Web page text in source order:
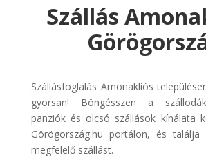
Repülőjegy
pénzvisszatérítéssel
Discover
Cars
Transzfer
Szállás
Szállásfoglalás Amonakliós
gyorsan! Böngésszen a
panziók és olcsó szállások kínálata
Görögország.hu portálon, és
megfelelő szállást.